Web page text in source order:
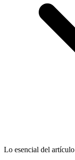
Lo esencial del artículo